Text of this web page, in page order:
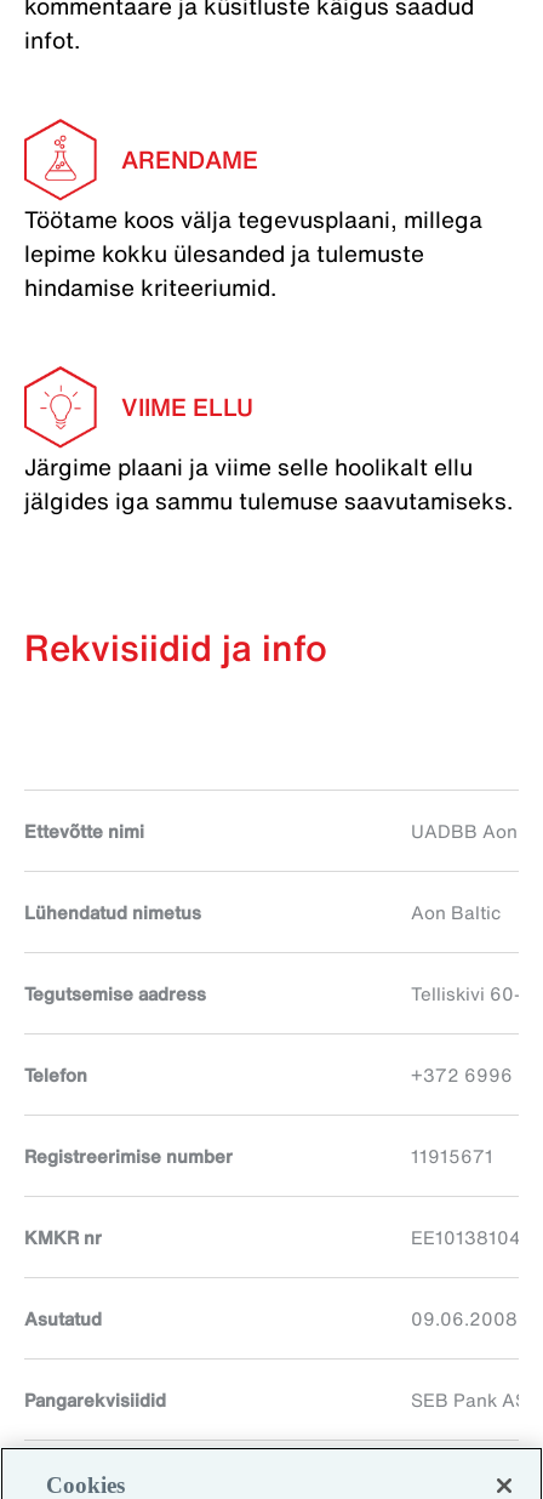
infot.
ARENDAME
Töötame koos välja tegevusplaani, millega
lepime kokku ülesanded ja tulemuste
hindamise kriteeriumid.
VIIME ELLU
Järgime plaani ja viime selle hoolikalt ellu
jälgides iga sammu tulemuse saavutamiseks.
Rekvisiidid ja info
Ettevõtte nimi UADBB Aon
Lühendatud nimetus Aon Baltic
Tegutsemise aadress Telliskivi 60-
Telefon +372 6996
Registreerimise number 11915671
KMKR nr EE101381042
Asutatud 09.06.2008
Pangarekvisiidid SEB Pank AS
Cookies